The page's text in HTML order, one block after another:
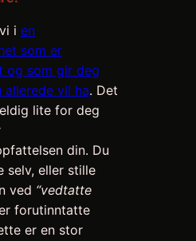
i en
som er
og som gir deg
allerede vil ha. Det
lite for deg
din. Du
selv, eller stille
ved “vedtatte
forutinntatte
er en stor